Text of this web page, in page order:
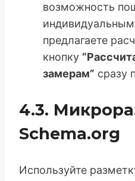
возможность
предлагаете
кнопку
замерам” сразу
4.3.
Schema.org
Используйте